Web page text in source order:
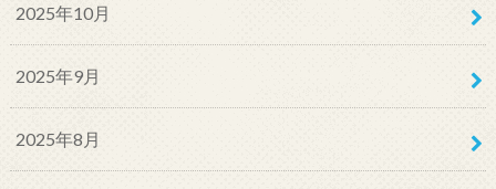
2025年10月
2025年9月
2025年8月